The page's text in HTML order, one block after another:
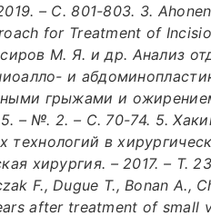
– С. 801-803. 3.
for Treatment of
М. Я. и др. Анализ
и
грыжами и
– №. 2. – С. 70-74. 5.
в
хирургия. – 2017. – Т.
F., Dugue T., Bonan A.,
after treatment of small